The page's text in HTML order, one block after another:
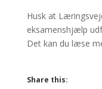
Husk at
eksamenshjælp
Det kan du læse
Share this: